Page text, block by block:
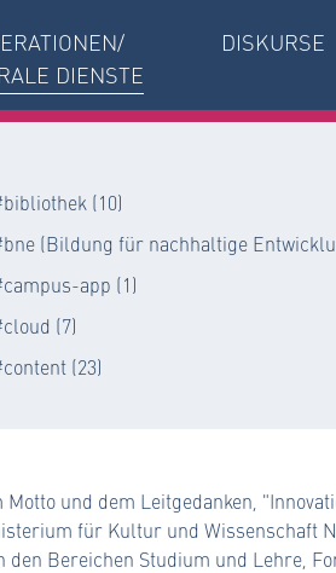
DIENSTE
DISKURSE
(10)
(Bildung für nachhaltige
app (1)
(7)
(23)
und dem Leitgedanken,
für Kultur und Wissenschaft
den Bereichen Studium und Lehre,